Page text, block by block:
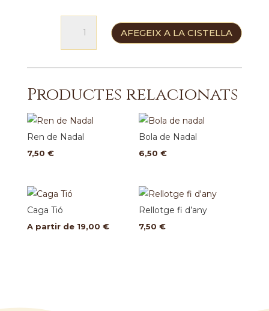
Caixa
del
AFEGEIX A LA CISTELLA
Productes relacionats
Ren de Nadal
7,50 €
Bola de Nadal
6,50€
Caga Tió
A partir de 19,00 €
Rellotge fi d’any
7,50€